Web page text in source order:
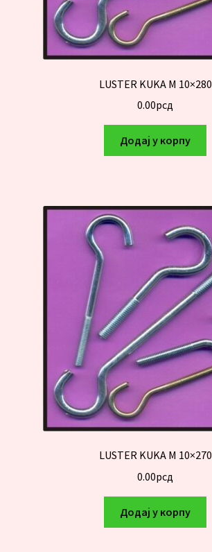
LUSTER KUKA M 10×280
0.00рсд
Додај у корпу
LUSTER KUKA M 10×270
0.00рсд
Додај у корпу